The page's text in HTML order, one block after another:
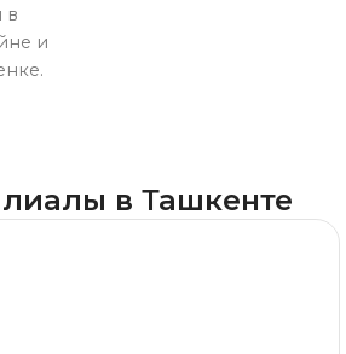
в
и
в Ташкенте